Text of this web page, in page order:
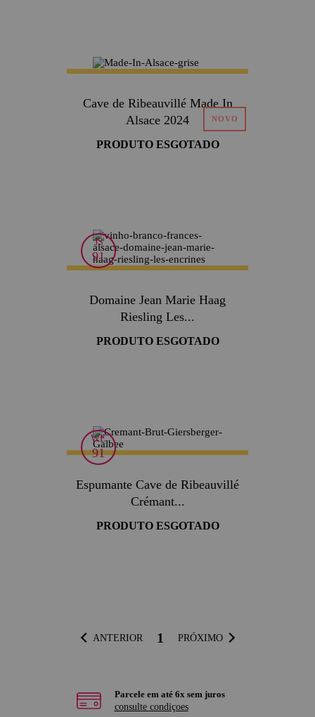
Cave de Ribeauvillé Made In
Alsace 2024
PRODUTO ESGOTADO
JS
91
Domaine Jean Marie Haag
Riesling Les...
PRODUTO ESGOTADO
WE
91
Espumante Cave de Ribeauvillé
Crémant...
PRODUTO ESGOTADO
ANTERIOR 1 PRÓXIMO
Parcele em até 6x sem juros
consulte condiçoes